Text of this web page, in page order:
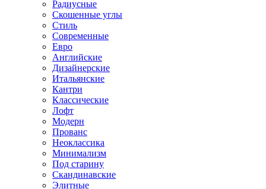
Радиусные
Скошенные углы
Стиль
Современные
Евро
Английские
Дизайнерские
Итальянские
Кантри
Классические
Лофт
Модерн
Прованс
Неоклассика
Минимализм
Под старину
Скандинавские
Элитные